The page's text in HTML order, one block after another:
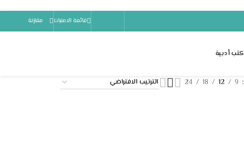
قائمة الامنيات مقارنة
كتب أدبية
9
12
18
24